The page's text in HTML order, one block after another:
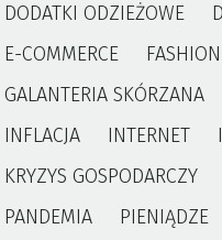
DODATKI ODZIEŻOWE
E-COMMERCE
FASHION
GALANTERIA SKÓRZANA
INFLACJA
INTERNET
KRYZYS GOSPODARCZY
PANDEMIA
PIENIĄDZE